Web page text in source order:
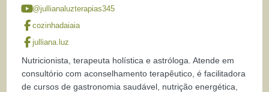
@jullianaluzterapias345
cozinhadaiaia
julliana.luz
Nutricionista, terapeuta holística e astróloga. Atende em
consultório com aconselhamento terapêutico, é facilitadora
de cursos de gastronomia saudável, nutrição energética,